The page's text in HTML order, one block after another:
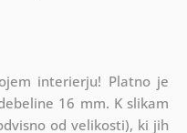
interierju! Platno je
16 mm. K slikam
od velikosti), ki jih